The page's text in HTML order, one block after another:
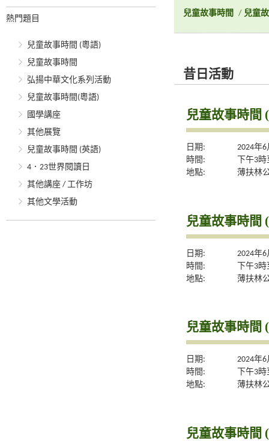
熱門題目
兒童故事時間 (粵語)
兒童故事時間
弘揚中華文化系列活動
兒童故事時間(粵語)
國學講座
其他展覽
兒童故事時間 (英語)
4．23世界閱讀日
其他講座 / 工作坊
其他文學活動
兒童故事時間 / 兒童
昔日活動
兒童故事時間
日期:
2024年
時間:
下午3
地點:
薄扶林
兒童故事時間
日期:
2024年
時間:
下午3
地點:
薄扶林
兒童故事時間
日期:
2024年
時間:
下午3
地點:
薄扶林
兒童故事時間